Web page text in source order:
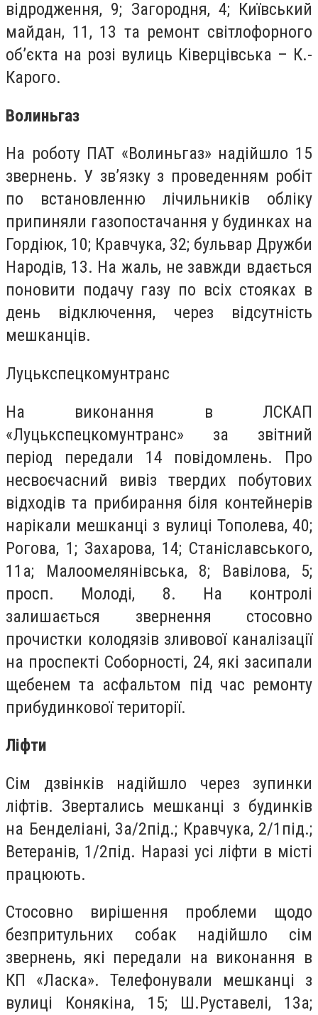
відродження, 9; Загородня, 4; Київський
майдан, 11, 13 та ремонт світлофорного
об’єкта на розі вулиць Ківерцівська – К.-
Карого.
Волиньгаз
На роботу ПАТ «Волиньгаз» надійшло 15
звернень. У зв’язку з проведенням робіт
по встановленню лічильників обліку
припиняли газопостачання у будинках на
Гордіюк, 10; Кравчука, 32; бульвар Дружби
Народів, 13. На жаль, не завжди вдається
поновити подачу газу по всіх стояках в
день відключення, через відсутність
мешканців.
Луцькспецкомунтранс
На виконання в ЛСКАП
«Луцькспецкомунтранс» за звітний
період передали 14 повідомлень. Про
несвоєчасний вивіз твердих побутових
відходів та прибирання біля контейнерів
нарікали мешканці з вулиці Тополева, 40;
Рогова, 1; Захарова, 14; Станіславського,
11а; Малоомелянівська, 8; Вавілова, 5;
просп. Молоді, 8. На контролі
залишається звернення стосовно
прочистки колодязів зливової каналізації
на проспекті Соборності, 24, які засипали
щебенем та асфальтом під час ремонту
прибудинкової території.
Ліфти
Сім дзвінків надійшло через зупинки
ліфтів. Звертались мешканці з будинків
на Бенделіані, 3а/2під.; Кравчука, 2/1під.;
Ветеранів, 1/2під. Наразі усі ліфти в місті
працюють.
Стосовно вирішення проблеми щодо
безпритульних собак надійшло сім
звернень, які передали на виконання в
КП «Ласка». Телефонували мешканці з
вулиці Конякіна, 15; Ш.Руставелі, 13а;